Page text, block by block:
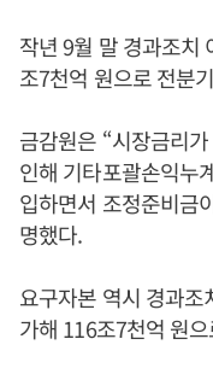
작년 9월 말 경과조치
조7천억 원으로 전분
금감원은 “시장금리
인해 기타포괄손익누
입하면서 조정준비금
명했다.
요구자본 역시 경과
가해 116조7천억 원